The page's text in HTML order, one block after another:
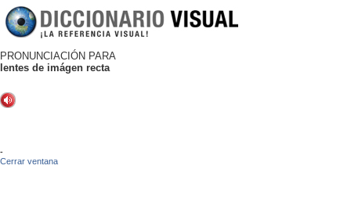
PRONUNCIACIÓN PARA
lentes de imágen recta
-
Cerrar ventana